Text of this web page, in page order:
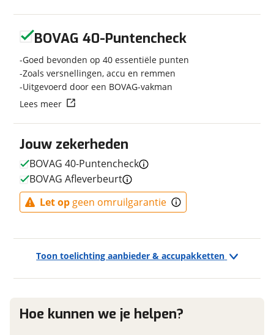
Techniek
Transmissie
Naaf
Aantal versnellingen
Framemateriaal
Aluminium
Kleur
Type remsysteem voor
Schijfrem
Model remsysteem voor
HD-T280
achter
Model primair remsysteem
HD-T280
Toon toelichting aanbieder & accupakketten
viaBOVAG.nl verwerkt je persoonsgegevens om je aanvraag zo
goed mogelijk bij de aanbieder te brengen. Lees hier meer
over in onzeprivacyverklaring
Jouw zekerheden
BOVAG 40-Puntencheck
BOVAG Afleverbeurt
Let op geen omruilgarantie
BOVAG 40-Puntencheck
Goed bevonden op 40 essentiële punten
Zoals versnellingen, accu en remmen
Uitgevoerd door een BOVAG-vakman
Lees meer
Hoe kunnen we je helpen?